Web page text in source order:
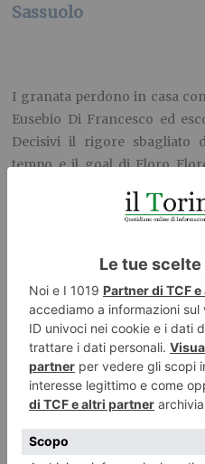
Sassuolo
I granata perdono in casa
Eusebio Di Francesco ed
Decisivi il rigore sbagliato
tempo e il goal di Floro
: poco impegnato
colpe;
Maksimovic 6:partita molto
salvataggio su un tiro di
Glik 6: regge bene la difesa e
Moretti 5,5
Flores;